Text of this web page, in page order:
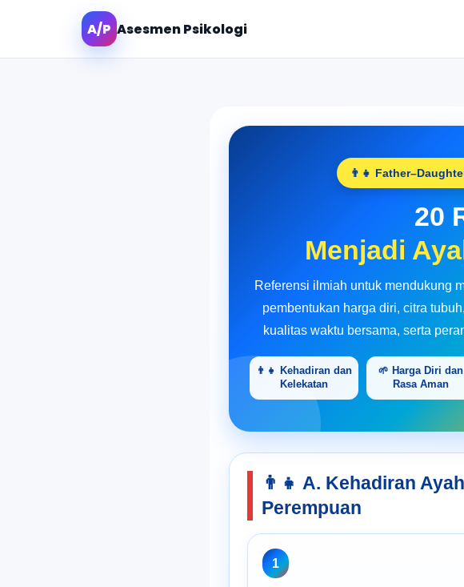
A/P Asesmen Psikologi
👨‍👧
20
Menjadi
Referensi ilmiah untuk mendukung
pembentukan harga diri, citra
kualitas waktu bersama, serta
👨‍👧 Kehadiran dan
Kelekatan
🌱 Harga Diri dan
Rasa Aman
👨‍👧 A. Kehadiran
Perempuan
1